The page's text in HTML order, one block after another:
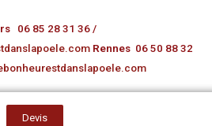
06 85 28 31 36 /
Rennes
06 50 88 32
Devis